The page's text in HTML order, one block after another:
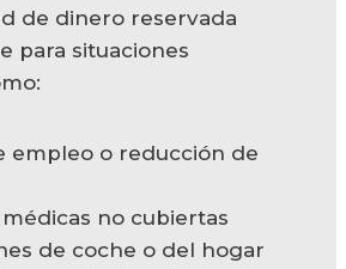
de dinero reservada
para situaciones
empleo o reducción de
no cubiertas
de coche o del hogar